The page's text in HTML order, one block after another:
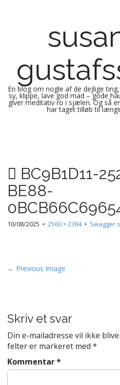
En blog om nogle af de dejlige
sy, klippe, lave god mad – gode
giver meditativ ro i sjælen. Og så
har taget tilløb til
n
m
e
n
u
t
o
c
o
n
t
BC9B1D11-
BE88-
10/08/2025 • 2560 × 2384• Swagger
P
n
a
v
i
g
← Previous Image
Skriv et svar
Din e-mailadresse vil ikke
felter er markeret med *
Kommentar*